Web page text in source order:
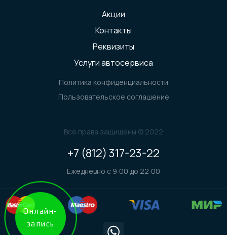
Акции
Контакты
Реквизиты
Услуги автосервиса
Политика конфиденциальности
Пользовательское соглашение
Все права защищены © 2022
+7 (812) 317-23-22
Ежедневно с 9:00 до 22:00
Онлайн-
запись